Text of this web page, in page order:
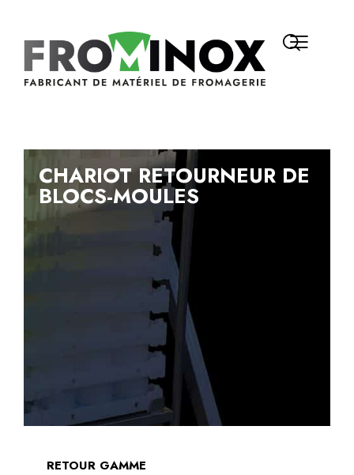
CHARIOT RETOURNEUR DE
BLOCS-MOULES
RETOUR GAMME